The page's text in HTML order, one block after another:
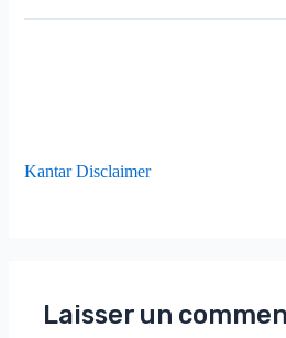
Kantar Disclaimer
Laisser un